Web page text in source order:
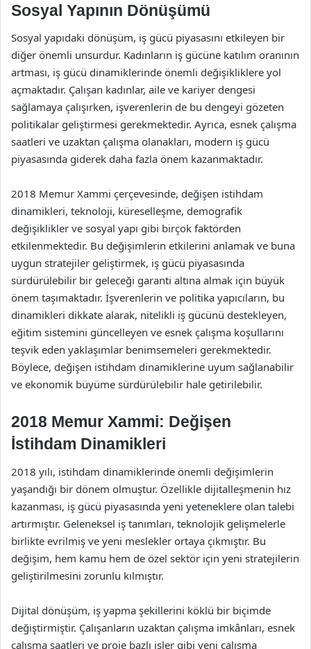
Sosyal Yapının Dönüşümü
Sosyal yapıdaki dönüşüm, iş gücü piyasasını etkileyen bir
diğer önemli unsurdur. Kadınların iş gücüne katılım oranının
artması, iş gücü dinamiklerinde önemli değişikliklere yol
açmaktadır. Çalışan kadınlar, aile ve kariyer dengesi
sağlamaya çalışırken, işverenlerin de bu dengeyi gözeten
politikalar geliştirmesi gerekmektedir. Ayrıca, esnek çalışma
saatleri ve uzaktan çalışma olanakları, modern iş gücü
piyasasında giderek daha fazla önem kazanmaktadır.
2018 Memur Xammi çerçevesinde, değişen istihdam
dinamikleri, teknoloji, küreselleşme, demografik
değişiklikler ve sosyal yapı gibi birçok faktörden
etkilenmektedir. Bu değişimlerin etkilerini anlamak ve buna
uygun stratejiler geliştirmek, iş gücü piyasasında
sürdürülebilir bir geleceği garanti altına almak için büyük
önem taşımaktadır. İşverenlerin ve politika yapıcıların, bu
dinamikleri dikkate alarak, nitelikli iş gücünü destekleyen,
eğitim sistemini güncelleyen ve esnek çalışma koşullarını
teşvik eden yaklaşımlar benimsemeleri gerekmektedir.
Böylece, değişen istihdam dinamiklerine uyum sağlanabilir
ve ekonomik büyüme sürdürülebilir hale getirilebilir.
2018 Memur Xammi: Değişen
İstihdam Dinamikleri
2018 yılı, istihdam dinamiklerinde önemli değişimlerin
yaşandığı bir dönem olmuştur. Özellikle dijitalleşmenin hız
kazanması, iş gücü piyasasında yeni yeteneklere olan talebi
artırmıştır. Geleneksel iş tanımları, teknolojik gelişmelerle
birlikte evrilmiş ve yeni meslekler ortaya çıkmıştır. Bu
değişim, hem kamu hem de özel sektör için yeni stratejilerin
geliştirilmesini zorunlu kılmıştır.
Dijital dönüşüm, iş yapma şekillerini köklü bir biçimde
değiştirmiştir. Çalışanların uzaktan çalışma imkânları, esnek
çalışma saatleri ve proje bazlı işler gibi yeni çalışma